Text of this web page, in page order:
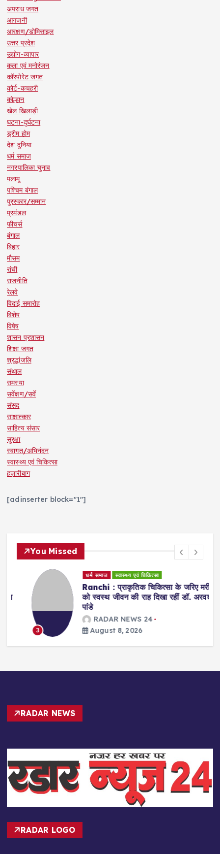
अपराध जगत
आगजनी
आरक्षण/डोमिसाइल
उत्तर प्रदेश
उद्योग-व्यापार
कला एवं मनोरंजन
कॉरपोरेट जगत
कोर्ट-कचहरी
कोल्हान
खेल खिलाड़ी
घटना-दुर्घटना
ड्रीम होम
देश दुनिया
धर्म समाज
नगरपालिका चुनाव
पलामू
पश्चिम बंगाल
पुरस्कार/सम्मान
प्रमंडल
फीचर्स
बंगाल
बिहार
मौसम
रांची
राजनीति
रेलवे
विदाई समारोह
विशेष
विषेष
शासन प्रशासन
शिक्षा जगत
श्रद्धांजलि
संथाल
समस्या
सर्वेक्षण/सर्वे
संसद
साक्षात्कार
साहित्य संसार
सुरक्षा
स्वागत/अभिनंदन
स्वास्थ्य एवं चिकित्सा
हज़ारीबाग
[adinserter block="1"]
You Missed
धर्म समाज स्वास्थ्य एवं चिकित्सा
Ranchi : प्राकृतिक चिकित्सा के जरिए मरीजों
को स्वस्थ जीवन की राह दिखा रहीं डॉ. अरवशी
पांडे
RADAR NEWS 24
August 8, 2026
RADAR NEWS
RADAR LOGO